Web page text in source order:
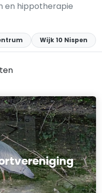
en hippotherapie
Wijk 10 Nispen